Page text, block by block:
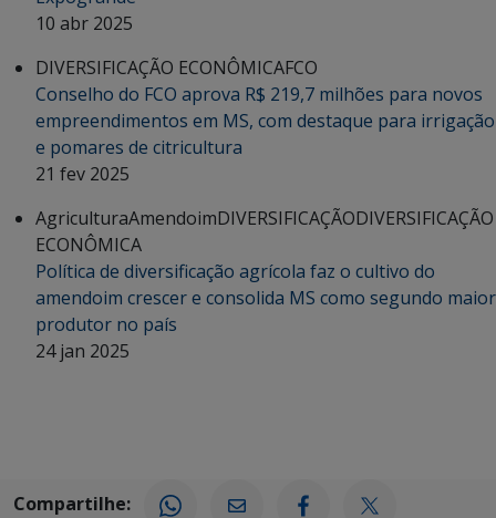
10 abr 2025
DIVERSIFICAÇÃO ECONÔMICAFCO
Conselho do FCO aprova R$ 219,7 milhões para novos
empreendimentos em MS, com destaque para irrigação
e pomares de citricultura
21 fev 2025
AgriculturaAmendoimDIVERSIFICAÇÃODIVERSIFICAÇÃO
ECONÔMICA
Política de diversificação agrícola faz o cultivo do
amendoim crescer e consolida MS como segundo maior
produtor no país
24 jan 2025
Compartilhe: